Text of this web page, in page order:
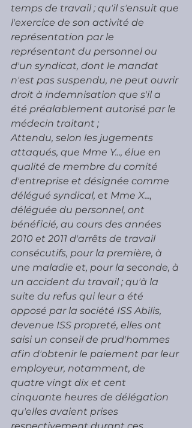
temps de travail ; quʼil sʼensuit que
lʼexercice de son activité de
représentation par le
représentant du personnel ou
dʼun syndicat, dont le mandat
nʼest pas suspendu, ne peut ouvrir
droit à indemnisation que sʼil a
été préalablement autorisé par le
médecin traitant ;
Attendu, selon les jugements
attaqués, que Mme Y..., élue en
qualité de membre du comité
dʼentreprise et désignée comme
délégué syndical, et Mme X...,
déléguée du personnel, ont
bénéficié, au cours des années
2010 et 2011 dʼarrêts de travail
consécutifs, pour la première, à
une maladie et, pour la seconde, à
un accident du travail ; quʼà la
suite du refus qui leur a été
opposé par la société ISS Abilis,
devenue ISS propreté, elles ont
saisi un conseil de prudʼhommes
afin dʼobtenir le paiement par leur
employeur, notamment, de
quatre vingt dix et cent
cinquante heures de délégation
quʼelles avaient prises